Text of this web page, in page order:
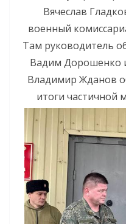
Вячеслав
военный
Там руководитель
Вадим Дорошенко
Владимир Жданов
итоги частичной